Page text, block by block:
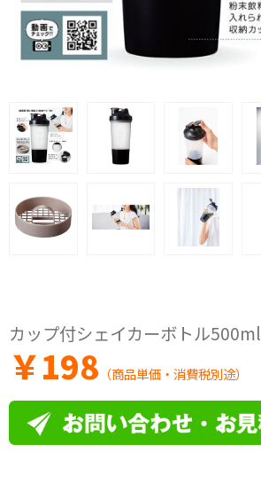
カップ付シェイカーボトル500ml
￥198 （商品単価・消費税別途）